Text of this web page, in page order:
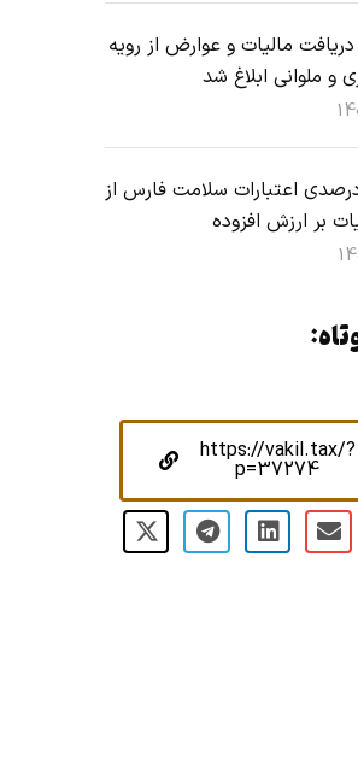
مالیات و عوارض از رویه
و ملوانی ابلاغ شد
۴۸ درصدی اعتبارات سلامت فارس از
بر ارزش افزوده
https://vakil.tax/?
p=37274